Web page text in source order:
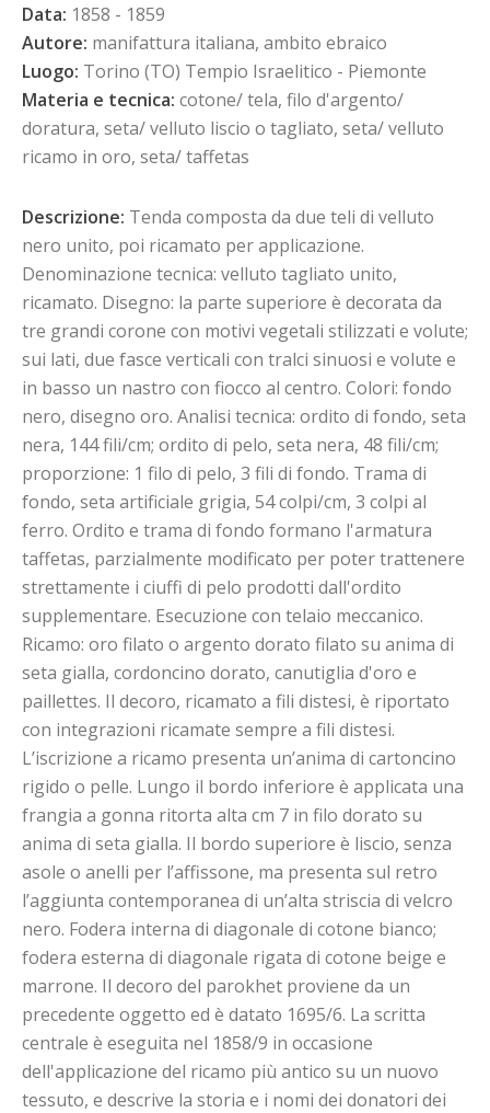
Data: 1858 - 1859
Autore: manifattura italiana, ambito ebraico
Luogo: Torino (TO) Tempio Israelitico - Piemonte
Materia e tecnica: cotone/ tela, filo d'argento/
doratura, seta/ velluto liscio o tagliato, seta/ velluto
ricamo in oro, seta/ taffetas
Descrizione: Tenda composta da due teli di velluto
nero unito, poi ricamato per applicazione.
Denominazione tecnica: velluto tagliato unito,
ricamato. Disegno: la parte superiore è decorata da
tre grandi corone con motivi vegetali stilizzati e volute;
sui lati, due fasce verticali con tralci sinuosi e volute e
in basso un nastro con fiocco al centro. Colori: fondo
nero, disegno oro. Analisi tecnica: ordito di fondo, seta
nera, 144 fili/cm; ordito di pelo, seta nera, 48 fili/cm;
proporzione: 1 filo di pelo, 3 fili di fondo. Trama di
fondo, seta artificiale grigia, 54 colpi/cm, 3 colpi al
ferro. Ordito e trama di fondo formano l'armatura
taffetas, parzialmente modificato per poter trattenere
strettamente i ciuffi di pelo prodotti dall'ordito
supplementare. Esecuzione con telaio meccanico.
Ricamo: oro filato o argento dorato filato su anima di
seta gialla, cordoncino dorato, canutiglia d'oro e
paillettes. Il decoro, ricamato a fili distesi, è riportato
con integrazioni ricamate sempre a fili distesi.
L’iscrizione a ricamo presenta un’anima di cartoncino
rigido o pelle. Lungo il bordo inferiore è applicata una
frangia a gonna ritorta alta cm 7 in filo dorato su
anima di seta gialla. Il bordo superiore è liscio, senza
asole o anelli per l’affissone, ma presenta sul retro
l’aggiunta contemporanea di un’alta striscia di velcro
nero. Fodera interna di diagonale di cotone bianco;
fodera esterna di diagonale rigata di cotone beige e
marrone. Il decoro del parokhet proviene da un
precedente oggetto ed è datato 1695/6. La scritta
centrale è eseguita nel 1858/9 in occasione
dell'applicazione del ricamo più antico su un nuovo
tessuto, e descrive la storia e i nomi dei donatori dei